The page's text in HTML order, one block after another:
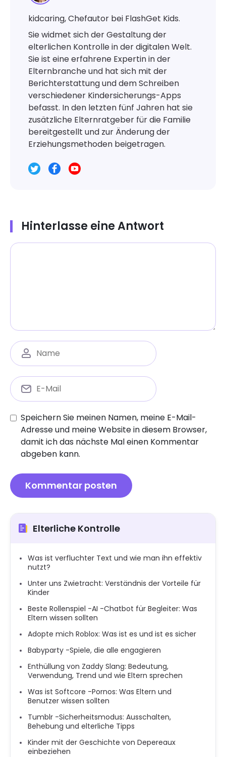
kidcaring, Chefautor bei FlashGet Kids.
Sie widmet sich der Gestaltung der
elterlichen Kontrolle in der digitalen Welt.
Sie ist eine erfahrene Expertin in der
Elternbranche und hat sich mit der
Berichterstattung und dem Schreiben
verschiedener Kindersicherungs-Apps
befasst. In den letzten fünf Jahren hat sie
zusätzliche Elternratgeber für die Familie
bereitgestellt und zur Änderung der
Erziehungsmethoden beigetragen.
Hinterlasse eine Antwort
Speichern Sie meinen Namen, meine E-Mail-
Adresse und meine Website in diesem Browser,
damit ich das nächste Mal einen Kommentar
abgeben kann.
Elterliche Kontrolle
Was ist verfluchter Text und wie man ihn effektiv
nutzt?
Unter uns Zwietracht: Verständnis der Vorteile für
Kinder
Beste Rollenspiel -AI -Chatbot für Begleiter: Was
Eltern wissen sollten
Adopte mich Roblox: Was ist es und ist es sicher
Babyparty -Spiele, die alle engagieren
Enthüllung von Zaddy Slang: Bedeutung,
Verwendung, Trend und wie Eltern sprechen
Was ist Softcore -Pornos: Was Eltern und
Benutzer wissen sollten
Tumblr -Sicherheitsmodus: Ausschalten,
Behebung und elterliche Tipps
Kinder mit der Geschichte von Depereaux
einbeziehen